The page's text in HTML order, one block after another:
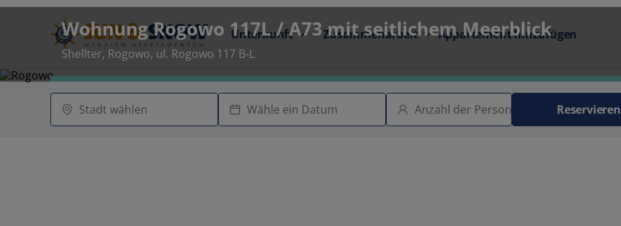
Unterkunft Zusammenarbeit Appartement hinzufügen
Wohnung Rogowo 117L / A73 mit seitlichem Meerblick
Shellter, Rogowo, ul. Rogowo 117 B-L
Reservieren